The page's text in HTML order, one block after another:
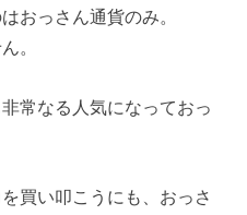
おっさん通貨のみ。
。
常なる人気になっておっ
買い叩こうにも、おっさ